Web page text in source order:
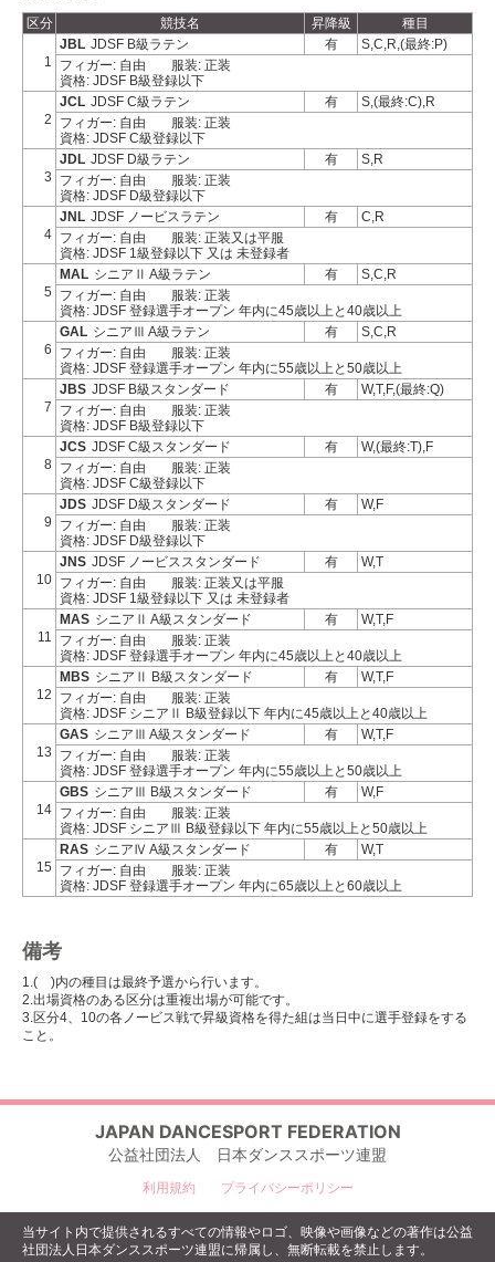
区分 競技名 昇降級 種目
1
JBL JDSF B級ラテン 有
S,C,R,(最終:P)
フィガー: 自由
服装: 正装
資格: JDSF B級登録以下
2
JCL JDSF C級ラテン 有
S,(最終:C),R
フィガー: 自由
服装: 正装
資格: JDSF C級登録以下
3
JDL JDSF D級ラテン 有
S,R
フィガー: 自由
服装: 正装
資格: JDSF D級登録以下
4
JNL JDSF ノービスラテン 有
C,R
フィガー: 自由
服装: 正装又は平服
資格: JDSF 1級登録以下 又は 未登録者
5
MAL シニアⅡ A級ラテン 有
S,C,R
フィガー: 自由
服装: 正装
資格: JDSF 登録選手オープン 年内に45歳以上と40歳以上
6
GAL シニアⅢ A級ラテン 有
S,C,R
フィガー: 自由
服装: 正装
資格: JDSF 登録選手オープン 年内に55歳以上と50歳以上
7
JBS JDSF B級スタンダード 有
W,T,F,(最終:Q)
フィガー: 自由
服装: 正装
資格: JDSF B級登録以下
8
JCS JDSF C級スタンダード 有
W,(最終:T),F
フィガー: 自由
服装: 正装
資格: JDSF C級登録以下
9
JDS JDSF D級スタンダード 有
W,F
フィガー: 自由
服装: 正装
資格: JDSF D級登録以下
10
JNS JDSF ノービススタンダード 有
W,T
フィガー: 自由
服装: 正装又は平服
資格: JDSF 1級登録以下 又は 未登録者
11
MAS シニアⅡ A級スタンダード 有
W,T,F
フィガー: 自由
服装: 正装
資格: JDSF 登録選手オープン 年内に45歳以上と40歳以上
12
MBS シニアⅡ B級スタンダード 有
W,T,F
フィガー: 自由
服装: 正装
資格: JDSF シニアⅡ B級登録以下 年内に45歳以上と40歳以上
13
GAS シニアⅢ A級スタンダード 有
W,T,F
フィガー: 自由
服装: 正装
資格: JDSF 登録選手オープン 年内に55歳以上と50歳以上
14
GBS シニアⅢ B級スタンダード 有
W,F
フィガー: 自由
服装: 正装
資格: JDSF シニアⅢ B級登録以下 年内に55歳以上と50歳以上
15
RAS シニアⅣ A級スタンダード 有
W,T
フィガー: 自由
服装: 正装
資格: JDSF 登録選手オープン 年内に65歳以上と60歳以上
備考
1.( )内の種目は最終予選から行います。
2.出場資格のある区分は重複出場が可能です。
3.区分4、10の各ノービス戦で昇級資格を得た組は当日中に選手登録をする
こと。
JAPAN DANCESPORT FEDERATION
公益社団法人 日本ダンススポーツ連盟
利用規約 プライバシーポリシー
当サイト内で提供されるすべての情報やロゴ、映像や画像などの著作は公益
社団法人日本ダンススポーツ連盟に帰属し、無断転載を禁止します。